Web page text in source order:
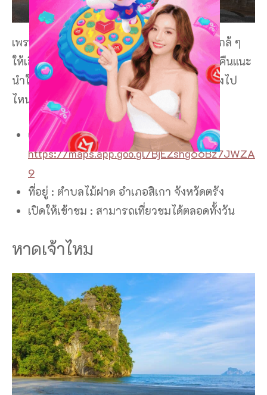
เพราะชายหาดมีความกว้างมาก ๆ และมีที่พักใกล้ ๆ
ให้เลือกพักผ่อนกันอีกด้วยนะคะ เที่ยวตรัง2วัน1คืนแนะ
นําให้มาพักผ่อนที่หาดปากเมงกันเลยค่ะ ไม่ต้องไป
ไหนไกล ทุกอย่างมีให้ครบจบที่เดียว
Google map :
https://maps.app.goo.gl/BjEZshg66Bz7JWZA
9
ที่อยู่ : ตําบลไม้ฝาด อําเภอสิเกา จังหวัดตรัง
เปิดให้เข้าชม : สามารถเที่ยวชมได้ตลอดทั้งวัน
หาดเจ้าไหม